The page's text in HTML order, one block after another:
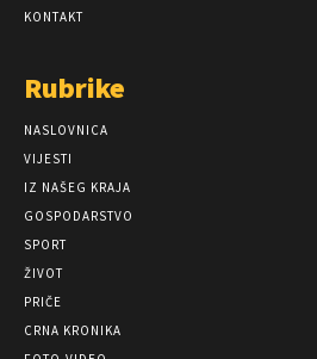
KONTAKT
Rubrike
NASLOVNICA
VIJESTI
IZ NAŠEG KRAJA
GOSPODARSTVO
SPORT
ŽIVOT
PRIČE
CRNA KRONIKA